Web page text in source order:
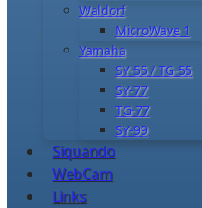
Waldorf
MicroWave 1
Yamaha
SY-55 / TG-55
SY-77
TG-77
SY-99
Siquando
WebCam
Links